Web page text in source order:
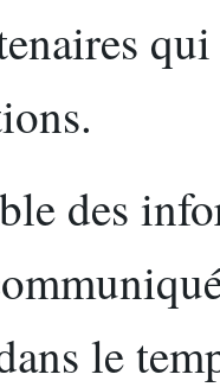
des
le